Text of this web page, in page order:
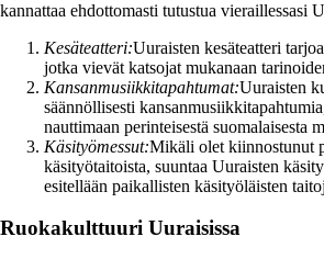
kannattaa ehdottomasti tutustua vieraillessasi
Kesäteatteri:Uuraisten kesäteatteri
jotka vievät katsojat mukanaan
Kansanmusiikkitapahtumat:Uuraisten
säännöllisesti
nauttimaan perinteisestä suomalaisesta
Käsityömessut:Mikäli olet kiinnostunut
käsityötaitoista, suuntaa Uuraisten
esitellään paikallisten käsityöläisten
Ruokakulttuuri Uuraisissa